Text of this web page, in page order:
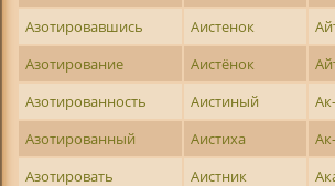
Азотировавшись
Аистенок
Азотирование
Аистёнок
Азотированность
Аистиный
Азотированный
Аистиха
Азотировать
Аистник